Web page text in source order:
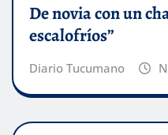
De novia con un
escalofríos”
Diario Tucumano